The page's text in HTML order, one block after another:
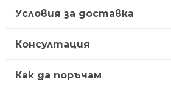
Условия за доставка
Консултация
Как да поръчам